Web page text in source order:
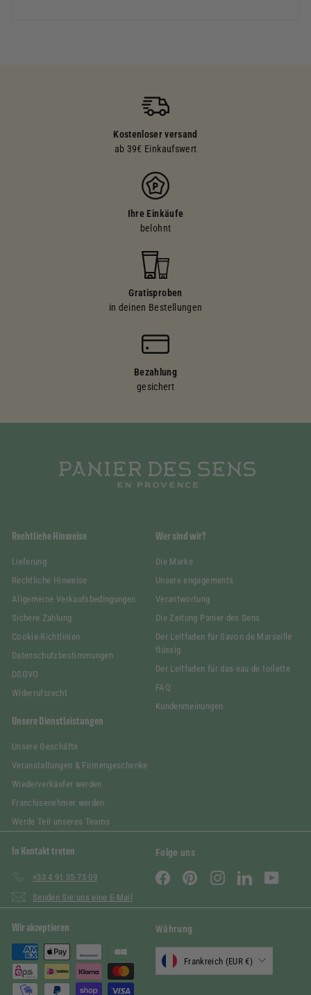
Kostenloser versand
ab 39€ Einkaufswert
Ihre Einkäufe
belohnt
Gratisproben
in deinen Bestellungen
Bezahlung
gesichert
Rechtliche Hinweise
Lieferung
Rechtliche Hinweise
Allgemeine Verkaufsbedingungen
Sichere Zahlung
Cookie-Richtlinien
Datenschutzbestimmungen
DSGVO
Widerrufsrecht
Wer sind wir?
Die Marke
Unsere engagements
Verantwortung
Die Zeitung Panier des Sens
Der Leitfaden für Savon de Marseille
flüssig
Der Leitfaden für das eau de toilette
FAQ
Kundenmeinungen
Unsere Dienstleistungen
Unsere Geschäfte
Veranstaltungen & Firmengeschenke
Wiederverkäufer werden
Franchisenehmer werden
Werde Teil unseres Teams
In Kontakt treten
+33 4 91 35 75 09
Senden Sie uns eine E-Mail
Folge uns
FacebookPinterestInstagramLinkedIn
Wir akzeptieren Währung
Frankreich (EUR €)